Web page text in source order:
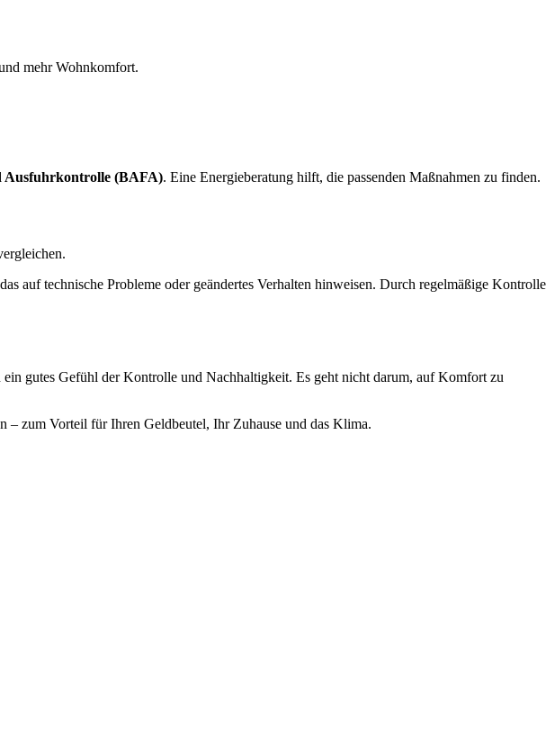
mehr Wohnkomfort.
Ausfuhrkontrolle (BAFA). Eine Energieberatung hilft, die passenden Maßnahmen zu finden.
auf technische Probleme oder geändertes Verhalten hinweisen. Durch regelmäßige Kontrolle
gutes Gefühl der Kontrolle und Nachhaltigkeit. Es geht nicht darum, auf Komfort zu
– zum Vorteil für Ihren Geldbeutel, Ihr Zuhause und das Klima.